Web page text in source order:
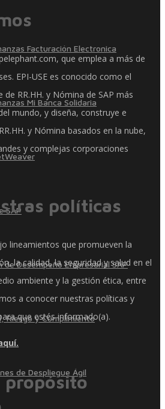
Facturación Electronica
Mi Banca Solidaria
SAP
de Desempeño Empresarial SAP
Riesgo y Cumplimiento
de Despliegue Ágil
que emplea a más de
EPI-USE es conocido como el
RR.HH. y Nómina de SAP más
mundo, y diseña, construye e
y Nómina basados ​​en la nube,
y complejas corporaciones
políticas
lineamientos que promueven la
la calidad, la seguridad y salud en el
ambiente y la gestión ética, entre
a conocer nuestras políticas y
que estés informado(a).
propósito